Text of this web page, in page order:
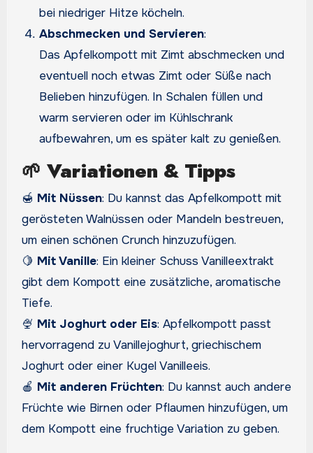
bei niedriger Hitze köcheln.
Abschmecken und Servieren:
Das Apfelkompott mit Zimt abschmecken und
eventuell noch etwas Zimt oder Süße nach
Belieben hinzufügen. In Schalen füllen und
warm servieren oder im Kühlschrank
aufbewahren, um es später kalt zu genießen.
🌱 Variationen & Tipps
🍯 Mit Nüssen: Du kannst das Apfelkompott mit
gerösteten Walnüssen oder Mandeln bestreuen,
um einen schönen Crunch hinzuzufügen.
🍋 Mit Vanille: Ein kleiner Schuss Vanilleextrakt
gibt dem Kompott eine zusätzliche, aromatische
Tiefe.
🍨 Mit Joghurt oder Eis: Apfelkompott passt
hervorragend zu Vanillejoghurt, griechischem
Joghurt oder einer Kugel Vanilleeis.
🍎 Mit anderen Früchten: Du kannst auch andere
Früchte wie Birnen oder Pflaumen hinzufügen, um
dem Kompott eine fruchtige Variation zu geben.